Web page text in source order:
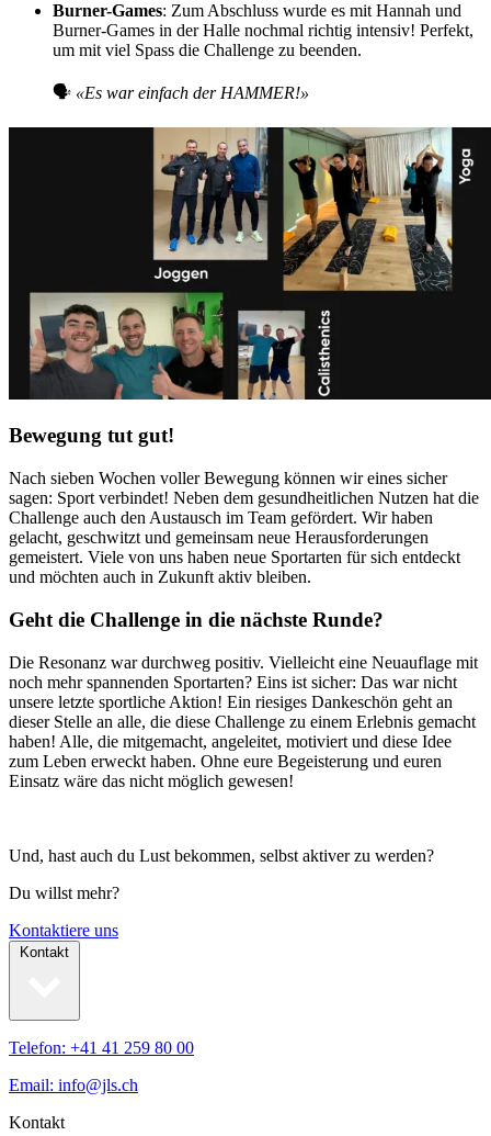
Burner-Games: Zum Abschluss wurde es mit Hannah und
Burner-Games in der Halle nochmal richtig intensiv! Perfekt,
um mit viel Spass die Challenge zu beenden.
🗣 «Es war einfach der HAMMER!»
Bewegung tut gut!
Nach sieben Wochen voller Bewegung können wir eines sicher
sagen: Sport verbindet! Neben dem gesundheitlichen Nutzen hat die
Challenge auch den Austausch im Team gefördert. Wir haben
gelacht, geschwitzt und gemeinsam neue Herausforderungen
gemeistert. Viele von uns haben neue Sportarten für sich entdeckt
und möchten auch in Zukunft aktiv bleiben.
Geht die Challenge in die nächste Runde?
Die Resonanz war durchweg positiv. Vielleicht eine Neuauflage mit
noch mehr spannenden Sportarten? Eins ist sicher: Das war nicht
unsere letzte sportliche Aktion! Ein riesiges Dankeschön geht an
dieser Stelle an alle, die diese Challenge zu einem Erlebnis gemacht
haben! Alle, die mitgemacht, angeleitet, motiviert und diese Idee
zum Leben erweckt haben. Ohne eure Begeisterung und euren
Einsatz wäre das nicht möglich gewesen!
Und, hast auch du Lust bekommen, selbst aktiver zu werden?
Du willst mehr?
Kontaktiere uns
Kontakt
Telefon: +41 41 259 80 00
Email: info@jls.ch
Kontakt